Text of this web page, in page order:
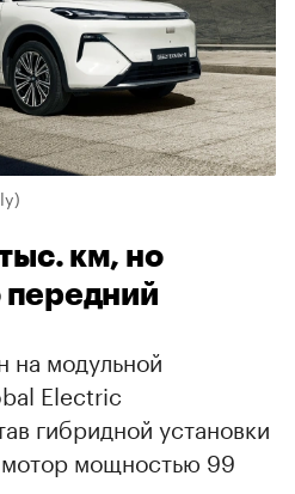
км, но
передний
на модульной
Electric
гибридной установки
мощностью 99